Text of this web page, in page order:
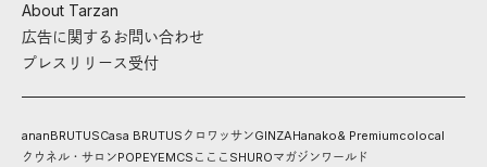
About Tarzan
広告に関するお問い合わせ
プレスリリース受付
ananBRUTUSCasa BRUTUS クロワッサンGINZAHanako& Premiumcolocal
クウネル・サロンPOPEYEMCS こここ SHUROマガジンワールド